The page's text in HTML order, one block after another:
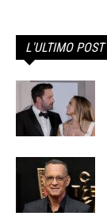
L'ULTIMO POST